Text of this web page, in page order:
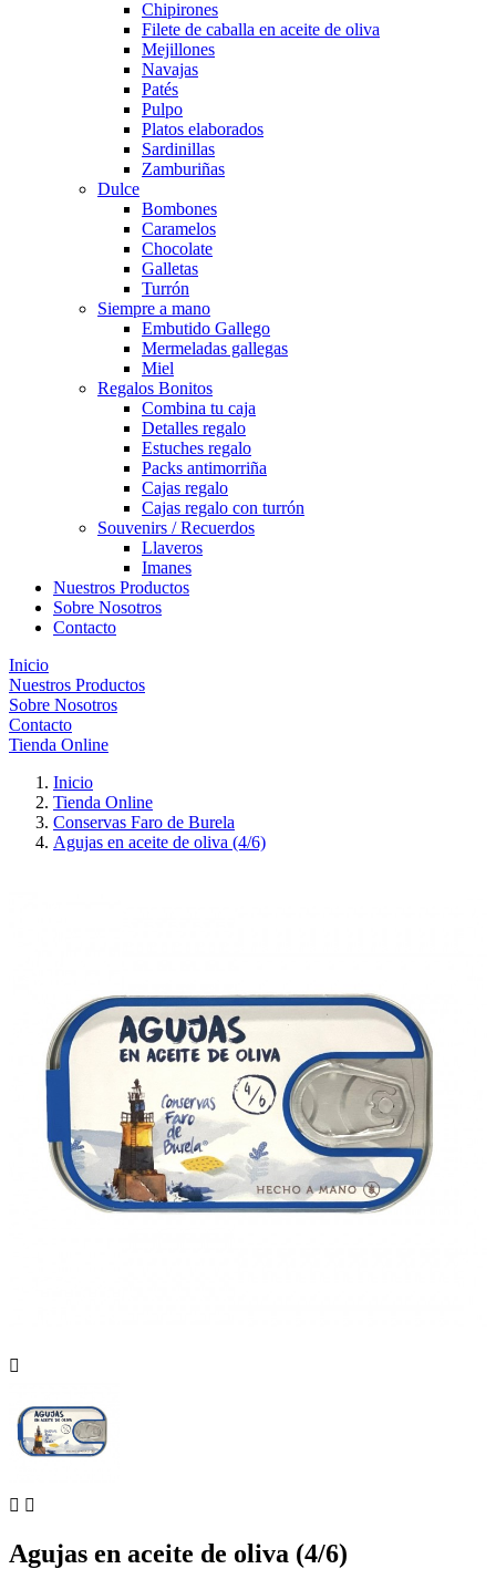
Chipirones
Filete de caballa en aceite de oliva
Mejillones
Navajas
Patés
Pulpo
Platos elaborados
Sardinillas
Zamburiñas
Dulce
Bombones
Caramelos
Chocolate
Galletas
Turrón
Siempre a mano
Embutido Gallego
Mermeladas gallegas
Miel
Regalos Bonitos
Combina tu caja
Detalles regalo
Estuches regalo
Packs antimorriña
Cajas regalo
Cajas regalo con turrón
Souvenirs / Recuerdos
Llaveros
Imanes
Nuestros Productos
Sobre Nosotros
Contacto
Inicio
Nuestros Productos
Sobre Nosotros
Contacto
Tienda Online
Inicio
Tienda Online
Conservas Faro de Burela
Agujas en aceite de oliva (4/6)

 
Agujas en aceite de oliva (4/6)